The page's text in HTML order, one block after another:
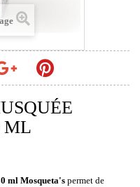
ML
ml Mosqueta's permet de